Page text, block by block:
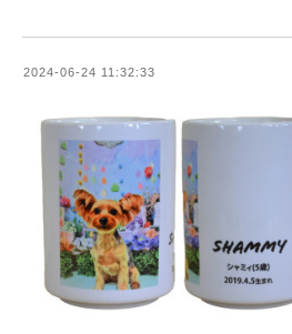
2024-06-24 11:32:33